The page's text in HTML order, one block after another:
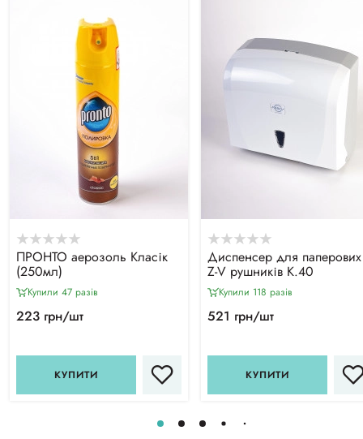
ПРОНТО аерозоль Класік
(250мл)
Купили 47 разiв
223 грн/шт
КУПИТИ
Диспенсер для паперових
Z-V рушників К.40
Купили 118 разiв
521 грн/шт
КУПИТИ